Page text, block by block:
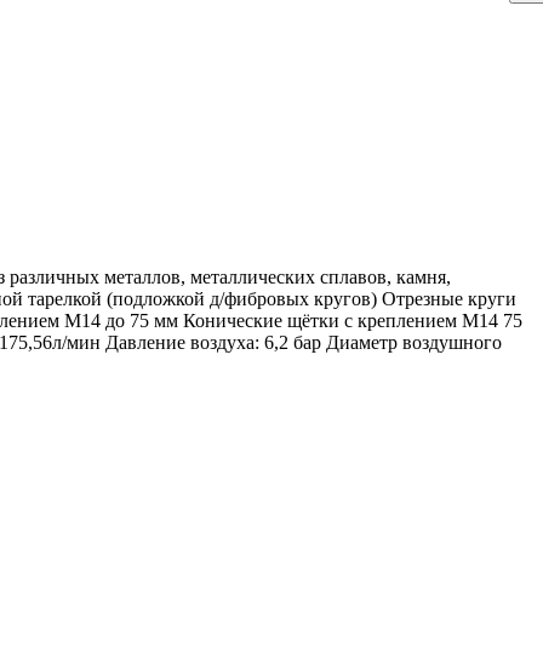
металлов, металлических сплавов, камня,
тарелкой (подложкой д/фибровых кругов) Отрезные круги
M14 до 75 мм Конические щётки с креплением M14 75
мин Давление воздуха: 6,2 бар Диаметр воздушного